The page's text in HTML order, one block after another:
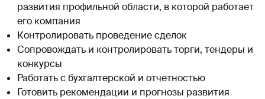
развития профильной области, в которой работает
его компания
Контролировать проведение сделок
Сопровождать и контролировать торги, тендеры и
конкурсы
Работать с бухгалтерской и отчетностью
Готовить рекомендации и прогнозы развития